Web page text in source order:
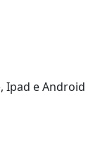
Ipad e Android